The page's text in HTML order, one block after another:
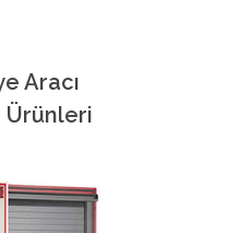
Aracı
Ürünleri